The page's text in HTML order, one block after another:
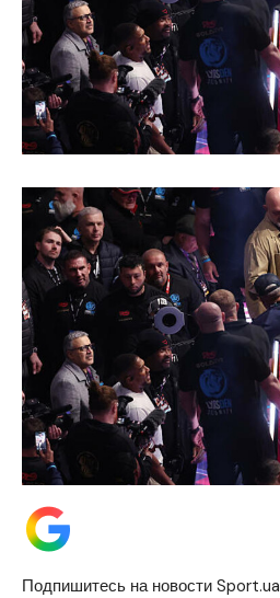
Подпишитесь на новости Sport.ua